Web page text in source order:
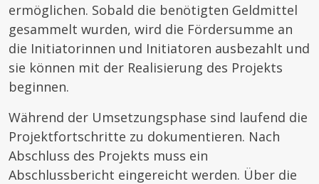
ermöglichen. Sobald die benötigten Geldmittel
gesammelt wurden, wird die Fördersumme an
die Initiatorinnen und Initiatoren ausbezahlt und
sie können mit der Realisierung des Projekts
beginnen.
Während der Umsetzungsphase sind laufend die
Projektfortschritte zu dokumentieren. Nach
Abschluss des Projekts muss ein
Abschlussbericht eingereicht werden. Über die